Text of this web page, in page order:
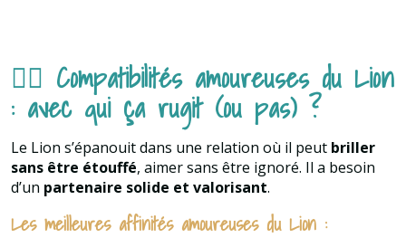
❤️‍🔥 Compatibilités amoureuses du Lion
: avec qui ça rugit (ou pas) ?
Le Lion s’épanouit dans une relation où il peut briller
sans être étouffé, aimer sans être ignoré. Il a besoin
d’un partenaire solide et valorisant.
Les meilleures affinités amoureuses du Lion :